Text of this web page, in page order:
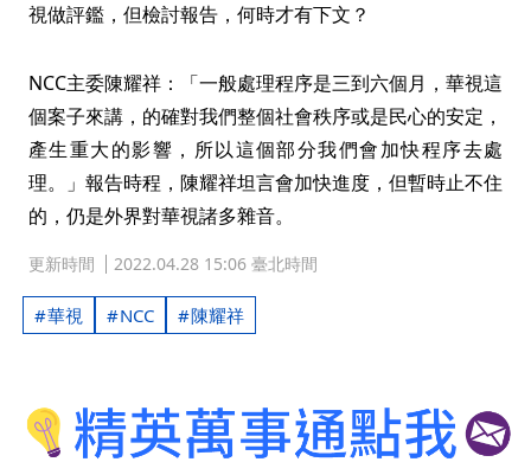
視做評鑑，但檢討報告，何時才有下文？
NCC主委陳耀祥：「一般處理程序是三到六個月，華視這
個案子來講，的確對我們整個社會秩序或是民心的安定，
產生重大的影響，所以這個部分我們會加快程序去處
理。」報告時程，陳耀祥坦言會加快進度，但暫時止不住
的，仍是外界對華視諸多雜音。
更新時間 2022.04.28 15:06 臺北時間
華視 NCC 陳耀祥